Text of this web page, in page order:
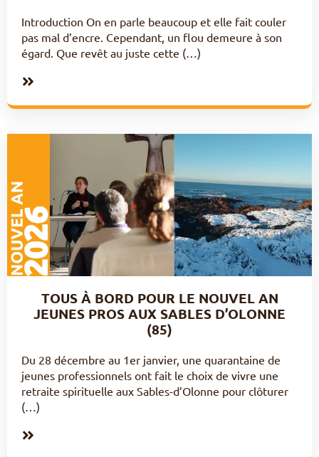
Introduction On en parle beaucoup et elle fait couler
pas mal d’encre. Cependant, un flou demeure à son
égard. Que revêt au juste cette (…)
TOUS À BORD POUR LE NOUVEL AN
JEUNES PROS AUX SABLES D’OLONNE
(85)
Du 28 décembre au 1er janvier, une quarantaine de
jeunes professionnels ont fait le choix de vivre une
retraite spirituelle aux Sables-d’Olonne pour clôturer
(…)